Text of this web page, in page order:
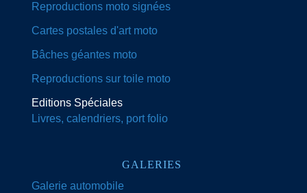
Reproductions moto signées
Cartes postales d'art moto
Bâches géantes moto
Reproductions sur toile moto
Editions Spéciales
Livres, calendriers, port folio
GALERIES
Galerie automobile